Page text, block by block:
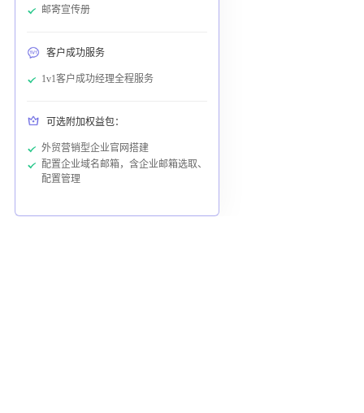
邮寄宣传册
客户成功服务
1v1客户成功经理全程服务
可选附加权益包：
外贸营销型企业官网搭建
配置企业域名邮箱，含企业邮箱选取、
配置管理